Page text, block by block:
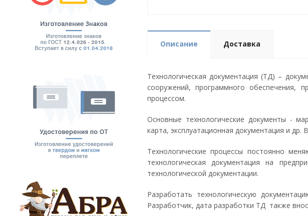
Описание Доставка
Технологическая документация (ТД) –
сооружений, программного обеспечения,
процессом.
Основные технологические документы -
карта, эксплуатационная документация и
Технологические процессы постоянно
технологическая документация на
технологической документации.
Разработать технологическую
Разработчик, дата разработки ТД также